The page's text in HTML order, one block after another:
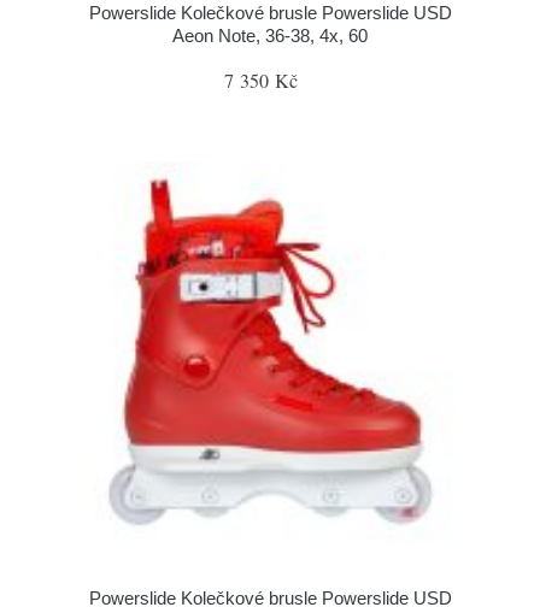
Powerslide Kolečkové brusle Powerslide USD
Aeon Note, 36-38, 4x, 60
7 350 Kč
Powerslide Kolečkové brusle Powerslide USD